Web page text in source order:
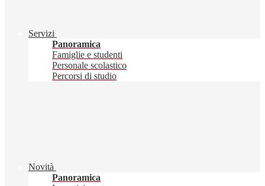
Servizi
Panoramica
Famiglie e studenti
Personale scolastico
Percorsi di studio
Novità
Panoramica